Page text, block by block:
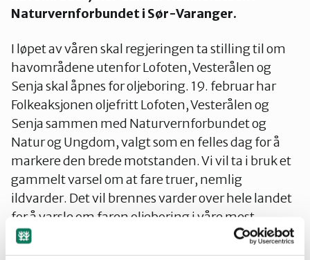
Naturvernforbundet i Sør-Varanger.
I løpet av våren skal regjeringen ta stilling til om
havområdene utenfor Lofoten, Vesterålen og
Senja skal åpnes for oljeboring. 19. februar har
Folkeaksjonen oljefritt Lofoten, Vesterålen og
Senja sammen med Naturvernforbundet og
Natur og Ungdom, valgt som en felles dag for å
markere den brede motstanden. Vi vil ta i bruk et
gammelt varsel om at fare truer, nemlig
ildvarder. Det vil brennes varder over hele landet
for å varsle om faren oljeboring i våre mest
verdifulle havområder utgjør for både folk og
miljø.